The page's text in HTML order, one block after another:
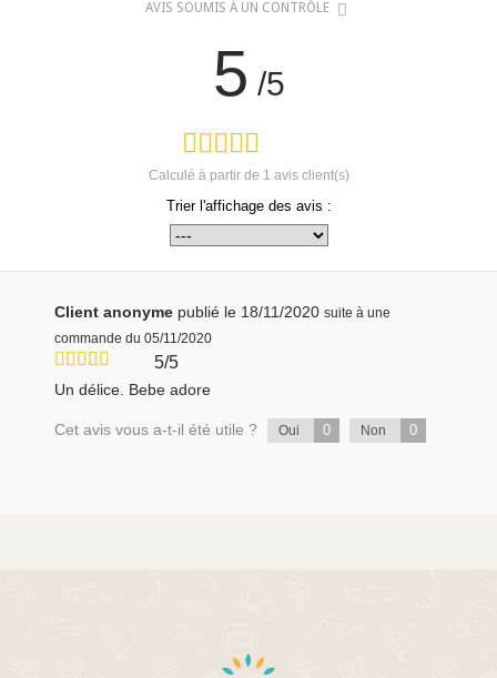
AVIS SOUMIS À UN CONTRÔLE
5 /5
Calculé à partir de 1 avis client(s)
Trier l'affichage des avis :
Client anonyme publié le 18/11/2020 suite à une
commande du 05/11/2020
5/5
Un délice. Bebe adore
Cet avis vous a-t-il été utile ? Oui 0 Non 0